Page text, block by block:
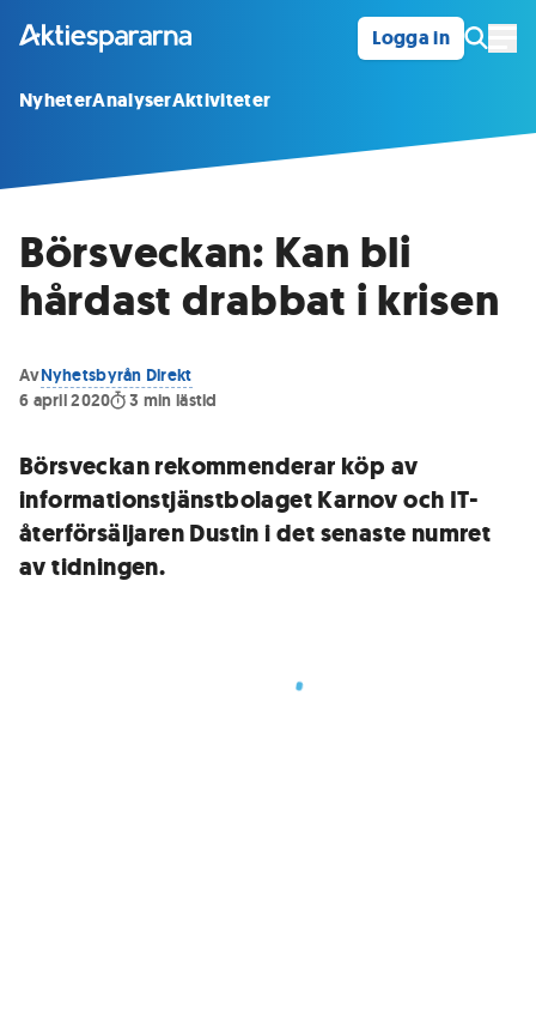
Logga in
NyheterAnalyserAktiviteter
Börsveckan: Kan bli
hårdast drabbat i krisen
AvNyhetsbyrån Direkt
6 april 2020
3 min lästid
Börsveckan rekommenderar köp av
informationstjänstbolaget Karnov och IT-
återförsäljaren Dustin i det senaste numret
av tidningen.